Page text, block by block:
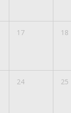
17 18
24 25